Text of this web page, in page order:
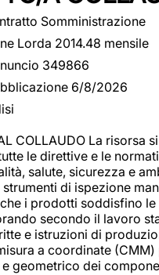
Somministrazione
Lorda 2014.48 mensile
349866
6/8/2026
COLLAUDO La risorsa
le direttive e le
salute, sicurezza e
di ispezione
i prodotti soddisfino
secondo il lavoro
e istruzioni di
a coordinate
geometrico dei